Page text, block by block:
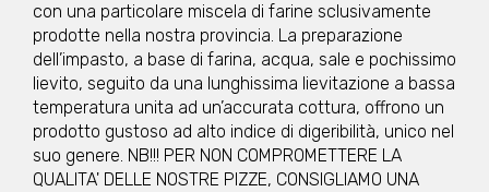
con una particolare miscela di farine sclusivamente
prodotte nella nostra provincia. La preparazione
dell’impasto, a base di farina, acqua, sale e pochissimo
lievito, seguito da una lunghissima lievitazione a bassa
temperatura unita ad un’accurata cottura, offrono un
prodotto gustoso ad alto indice di digeribilità, unico nel
suo genere. NB!!! PER NON COMPROMETTERE LA
QUALITA' DELLE NOSTRE PIZZE, CONSIGLIAMO UNA